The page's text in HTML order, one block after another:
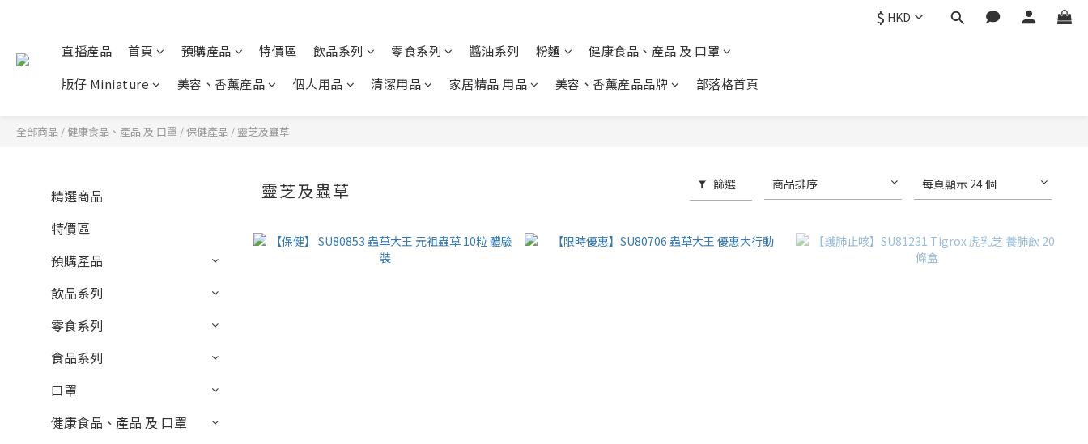
$ HKD
直播產品 首頁 預購產品 特價區 飲品系列 零食系列 醬油系列 粉麵
健康食品、產品 及 口罩
版仔 Miniature
美容、香薰產品 個人用品 清潔用品 家居精品 用品 美容、香薰產品品牌 部落格首頁
全部商品 /健康食品、產品 及 口罩 /保健產品 / 靈芝及蟲草
精選商品
特價區
預購產品
飲品系列
零食系列
食品系列
口罩
健康食品、產品 及 口罩
靈芝及蟲草 篩選 商品排序 每頁顯示 24 個